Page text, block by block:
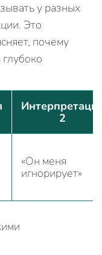
у разных
Это
почему
2
«Он меня
игнорирует»